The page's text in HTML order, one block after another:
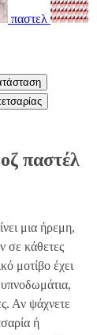
παστελ
παστέλ
μια ήρεμη,
σε κάθετες
μοτίβο έχει
υπνοδωμάτια,
Αν ψάχνετε
ή